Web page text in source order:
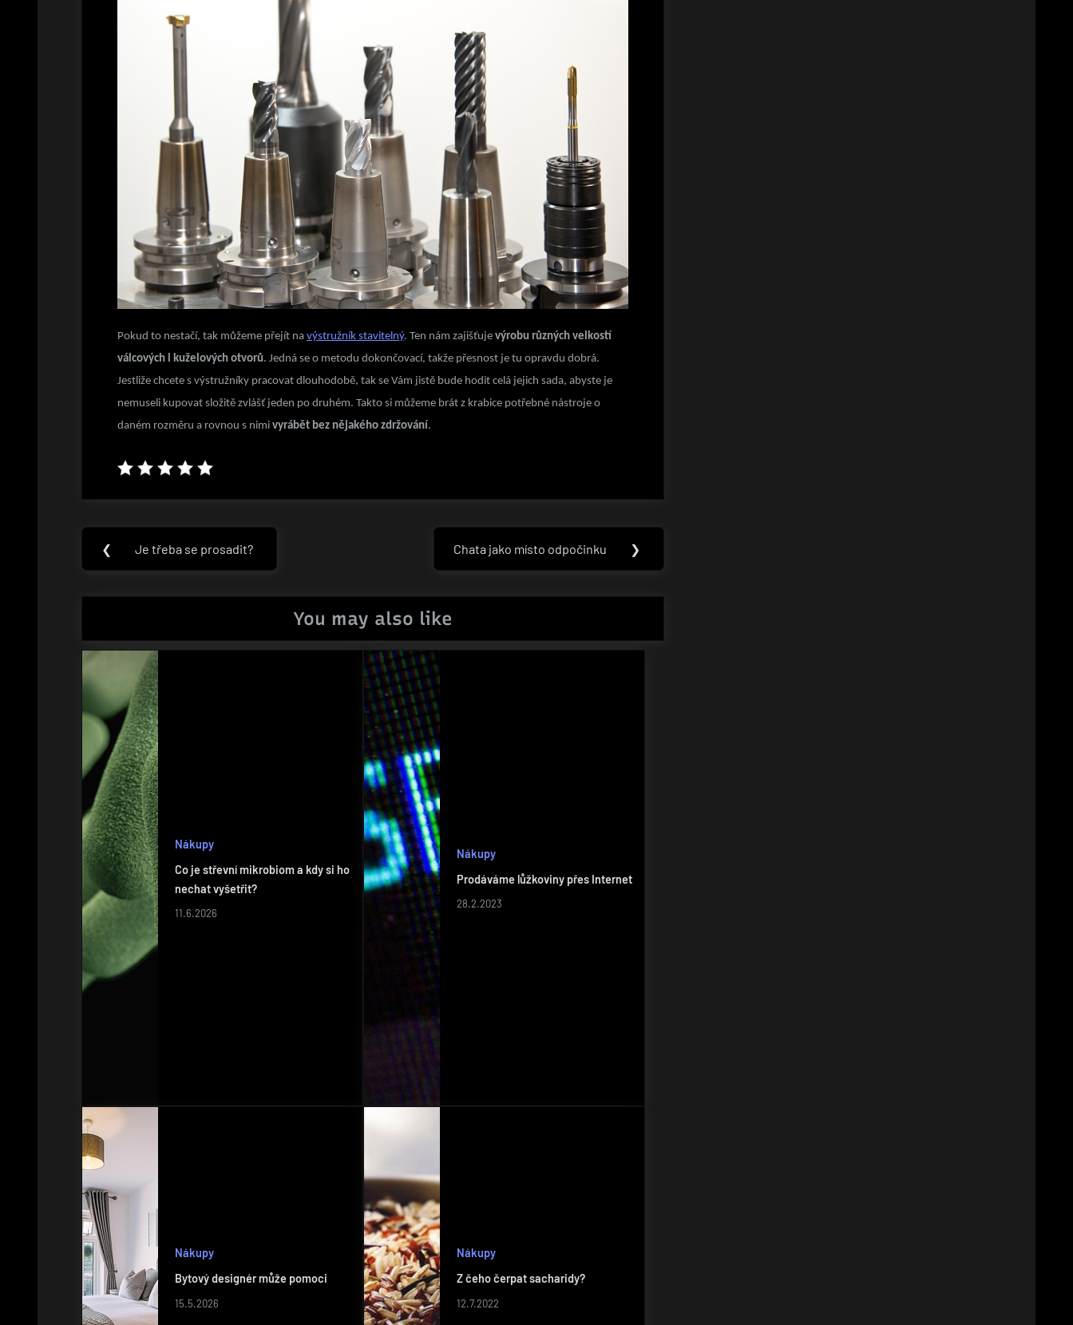
Pokud to nestačí, tak můžeme přejít na výstružník stavitelný. Ten nám zajišťuje výrobu různých velkostí
válcových i kuželových otvorů. Jedná se o metodu dokončovací, takže přesnost je tu opravdu dobrá.
Jestliže chcete s výstružníky pracovat dlouhodobě, tak se Vám jistě bude hodit celá jejich sada, abyste je
nemuseli kupovat složitě zvlášť jeden po druhém. Takto si můžeme brát z krabice potřebné nástroje o
daném rozměru a rovnou s nimi vyrábět bez nějakého zdržování.
Navigace
pro
❮
Previous
Je třeba se prosadit?
Next
Chata jako místo odpočinku ❯
You may also like
Nákupy
Co je střevní mikrobiom a kdy si ho
nechat vyšetřit?
11.6.2026
Nákupy
Prodáváme lůžkoviny přes Internet
28.2.2023
Nákupy
Bytový designér může pomoci
15.5.2026
Nákupy
Z čeho čerpat sacharidy?
12.7.2022